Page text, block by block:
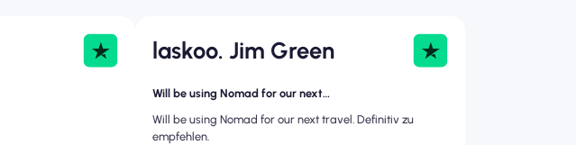
laskoo. Jim Green
Will be using Nomad for our next…
Will be using Nomad for our next travel. Definitiv zu
empfehlen.